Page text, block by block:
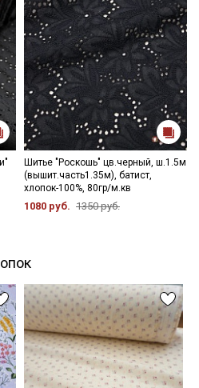
Шитье "Роскошь" цв.черный, ш.1.5м
(вышит.часть1.35м), батист,
хлопок-100%, 80гр/м.кв
1080 руб. 1350 руб.